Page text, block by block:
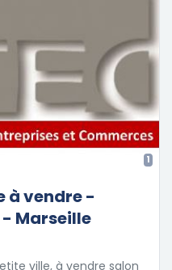
1
à vendre -
Marseille
ville, à vendre salon